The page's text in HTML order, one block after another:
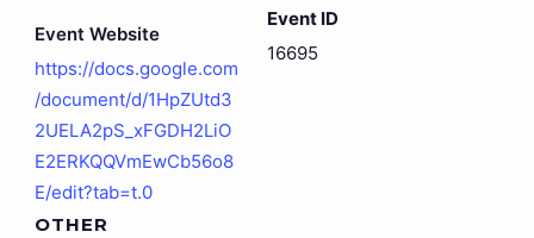
Event Website
https://docs.google.com
/document/d/1HpZUtd3
2UELA2pS_xFGDH2LiO
E2ERKQQVmEwCb56o8
E/edit?tab=t.0
Event ID
16695
OTHER